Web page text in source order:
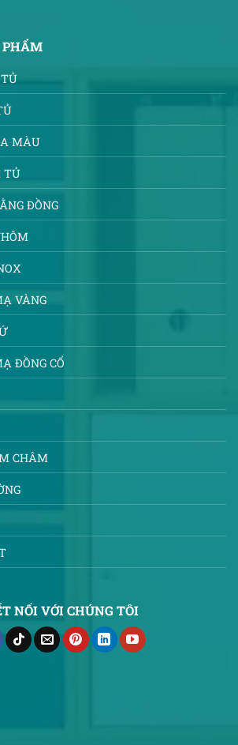
PHẨM
MÀU
TỦ
ĐỒNG
VÀNG
ĐỒNG CỔ
CHÂM
NỐI VỚI CHÚNG TÔI